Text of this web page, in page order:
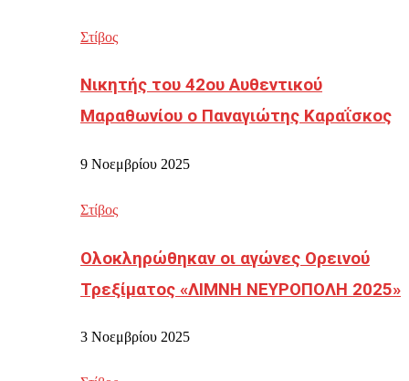
Στίβος
Νικητής του 42ου Αυθεντικού
Μαραθωνίου ο Παναγιώτης Καραΐσκος
9 Νοεμβρίου 2025
Στίβος
Ολοκληρώθηκαν οι αγώνες Ορεινού
Τρεξίματος «ΛΙΜΝΗ ΝΕΥΡΟΠΟΛΗ 2025»
3 Νοεμβρίου 2025